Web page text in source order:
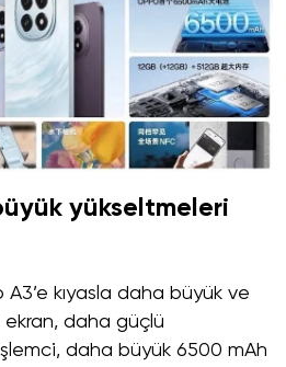
yükseltmeleri
kıyasla daha büyük ve
daha güçlü
daha büyük 6500 mAh